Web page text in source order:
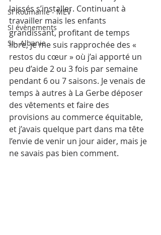
SI Roumanie - MEV
SI évènements
SI - Albanie
laissés s’installer. Continuant à
travailler mais les enfants
grandissant, profitant de temps
libre, je me suis rapprochée des «
restos du cœur » où j’ai apporté un
peu d’aide 2 ou 3 fois par semaine
pendant 6 ou 7 saisons. Je venais de
temps à autres à La Gerbe déposer
des vêtements et faire des
provisions au commerce équitable,
et j’avais quelque part dans ma tête
l’envie de venir un jour aider, mais je
ne savais pas bien comment.